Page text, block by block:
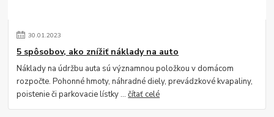
30.01.2023
5 spôsobov, ako znížiť náklady na auto
Náklady na údržbu auta sú významnou položkou v domácom
rozpočte. Pohonné hmoty, náhradné diely, prevádzkové kvapaliny,
poistenie či parkovacie lístky ...čítať celé